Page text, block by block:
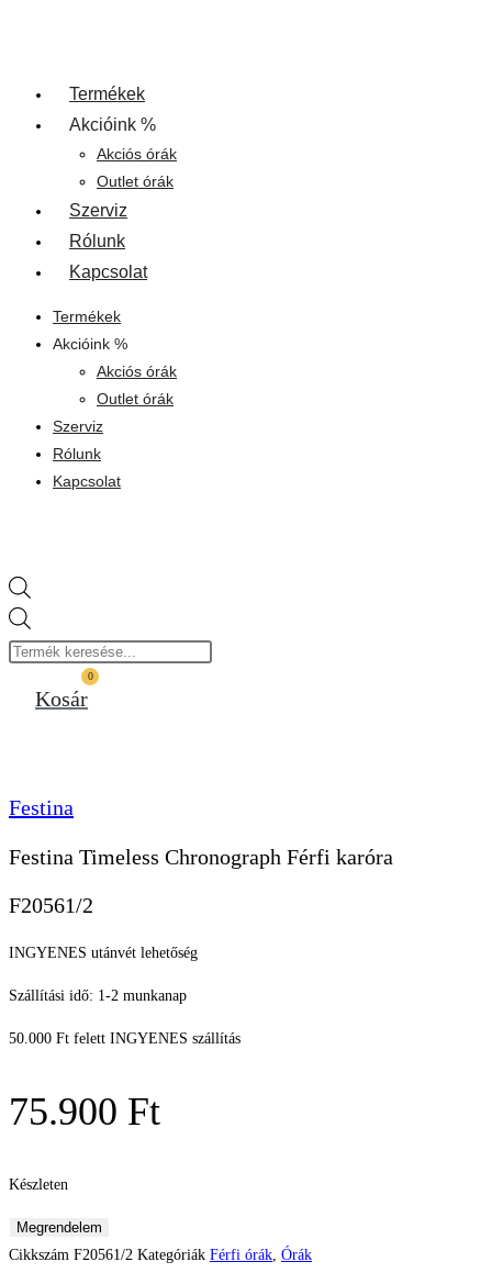
Termékek
Akcióink %
Akciós órák
Outlet órák
Szerviz
Rólunk
Kapcsolat
Termékek
Akcióink %
Akciós órák
Outlet órák
Szerviz
Rólunk
Kapcsolat
search
0
Kosár
Festina
Festina Timeless Chronograph Férfi karóra
F20561/2
INGYENES utánvét lehetőség
Szállítási idő: 1-2 munkanap
50.000 Ft felett INGYENES szállítás
75.900 Ft
Készleten
Festina
Timeless
Megrendelem
Cikkszám F20561/2 Kategóriák Férfi órák, Órák